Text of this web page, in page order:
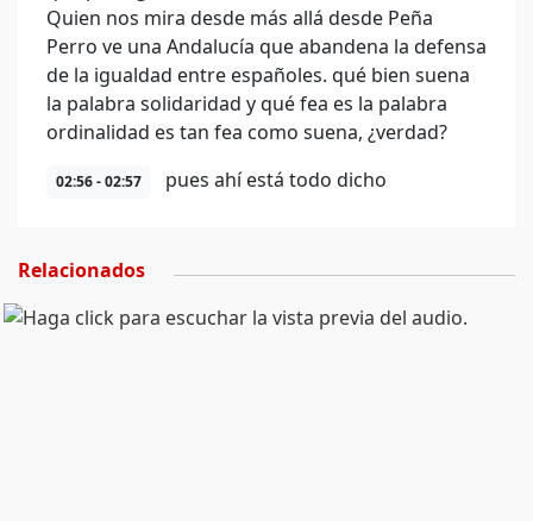
Quien nos mira desde más allá desde Peña
Perro ve una Andalucía que abandena la defensa
de la igualdad entre españoles. qué bien suena
la palabra solidaridad y qué fea es la palabra
ordinalidad es tan fea como suena, ¿verdad?
02:56 - 02:57 pues ahí está todo dicho
Relacionados